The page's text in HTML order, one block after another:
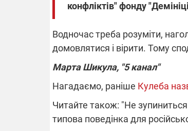
конфліктів" фонду
Водночас треба розуміти,
домовлятися і вірити. Тому
Марта Шикула, "5 канал"
Нагадаємо, раніше Кулеба
Читайте також: "Не зупиниться
типова поведінка для